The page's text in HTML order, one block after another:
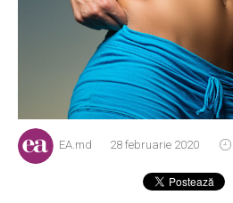
EA.md 28 februarie 2020